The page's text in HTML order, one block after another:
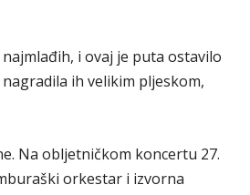
i ovaj je puta ostavilo
ih velikim pljeskom,
Na obljetničkom koncertu 27.
orkestar i izvorna